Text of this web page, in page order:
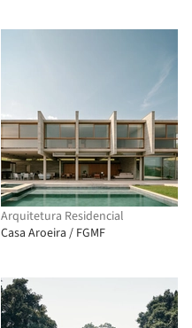
Arquitetura Residencial
Casa Aroeira / FGMF